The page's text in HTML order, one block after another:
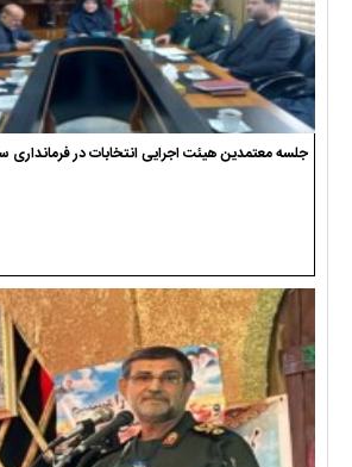
جلسه معتمدین هیئت اجرایی انتخابات در فرمانداری